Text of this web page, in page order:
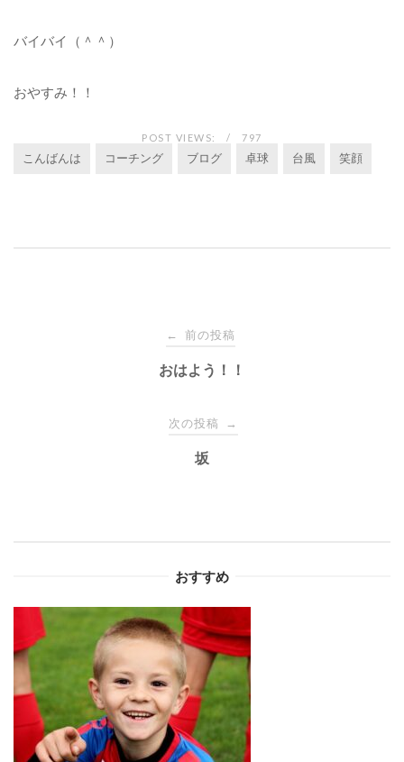
バイバイ（＾＾）
おやすみ！！
POST VIEWS: 797
こんばんは コーチング ブログ 卓球 台風 笑顔
シ
ョ
ン
← 前の投稿
おはよう！！
次の投稿 →
坂
おすすめ